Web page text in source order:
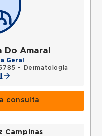
Do Amaral
Geral
- Dermatologia
consulta
Campinas